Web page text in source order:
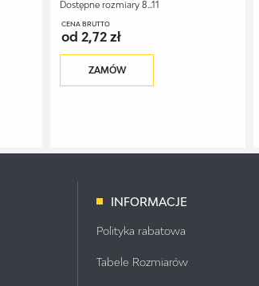
Dostępne rozmiary 8...11
CENA BRUTTO
od 2,72 zł
ZAMÓW
INFORMACJE
Polityka rabatowa
Tabele Rozmiarów